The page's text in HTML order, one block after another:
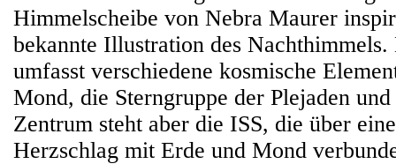
Himmelscheibe von Nebra Maurer
bekannte Illustration des
umfasst verschiedene kosmische
Mond, die Sterngruppe der Plejaden
Zentrum steht aber die ISS, die über
Herzschlag mit Erde und Mond